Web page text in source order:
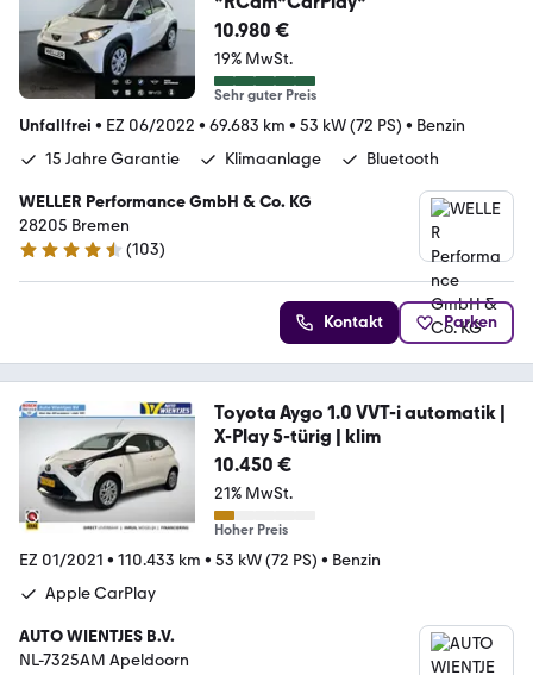
10.980 €
19% MwSt.
Sehr guter Preis
Unfallfrei • EZ 06/2022 • 69.683 km • 53 kW (72 PS) • Benzin
15 Jahre Garantie
Klimaanlage Bluetooth
WELLER Performance GmbH & Co. KG
28205 Bremen
4.3 Sterne
(103)
Kontakt Parken
Toyota Aygo 1.0 VVT-i automatik |
X-Play 5-türig | klim
10.450 €
21% MwSt.
Hoher Preis
EZ 01/2021 • 110.433 km • 53 kW (72 PS) • Benzin
Apple CarPlay
AUTO WIENTJES B.V.
NL-7325AM Apeldoorn